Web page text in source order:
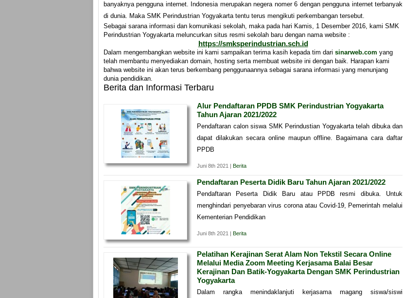
banyaknya pengguna internet. Indonesia merupakan negera nomer 6 dengan pengguna internet terbanyak
di dunia. Maka SMK Perindustrian Yogyakarta tentu terus mengikuti perkembangan tersebut.
Sebagai sarana informasi dan komunikasi sekolah, maka pada hari Kamis, 1 Desember 2016, kami SMK
Perindustrian Yogyakarta meluncurkan situs resmi sekolah baru dengan nama website :
https://smksperindustrian.sch.id
Dalam mengembangkan website ini kami sampaikan terima kasih kepada tim dari sinarweb.com yang
telah membantu menyediakan domain, hosting serta membuat website ini dengan baik. Harapan kami
bahwa website ini akan terus berkembang penggunaannya sebagai sarana informasi yang menunjang
dunia pendidikan.
Berita dan Informasi Terbaru
Alur Pendaftaran PPDB SMK Perindustrian Yogyakarta
Tahun Ajaran 2021/2022
Pendaftaran calon siswa SMK Perindustian Yogyakarta telah dibuka dan
dapat dilakukan secara online maupun offline. Bagaimana cara daftar
PPDB
Juni 8th 2021 | Berita
Pendaftaran Peserta Didik Baru Tahun Ajaran 2021/2022
Pendaftaran Peserta Didik Baru atau PPDB resmi dibuka. Untuk
menghindari penyebaran virus corona atau Covid-19, Pemerintah melalui
Kementerian Pendidikan
Juni 8th 2021 | Berita
Pelatihan Kerajinan Serat Alam Non Tekstil Secara Online
Melalui Media Zoom Meeting Kerjasama Balai Besar
Kerajinan Dan Batik-Yogyakarta Dengan SMK Perindustrian
Yogyakarta
Dalam rangka menindaklanjuti kerjasama magang siswa/siswi